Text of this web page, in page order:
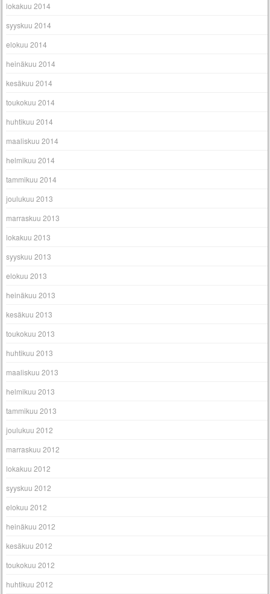
lokakuu 2014
syyskuu 2014
elokuu 2014
heinäkuu 2014
kesäkuu 2014
toukokuu 2014
huhtikuu 2014
maaliskuu 2014
helmikuu 2014
tammikuu 2014
joulukuu 2013
marraskuu 2013
lokakuu 2013
syyskuu 2013
elokuu 2013
heinäkuu 2013
kesäkuu 2013
toukokuu 2013
huhtikuu 2013
maaliskuu 2013
helmikuu 2013
tammikuu 2013
joulukuu 2012
marraskuu 2012
lokakuu 2012
syyskuu 2012
elokuu 2012
heinäkuu 2012
kesäkuu 2012
toukokuu 2012
huhtikuu 2012